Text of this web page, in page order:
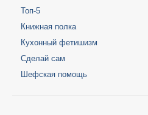
Топ-5
Книжная полка
Кухонный фетишизм
Сделай сам
Шефская помощь